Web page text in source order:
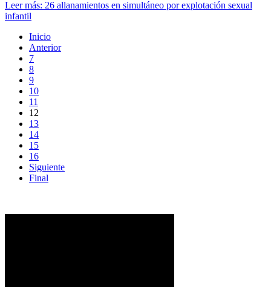
Leer más: 26 allanamientos en simultáneo por explotación sexual
infantil
Inicio
Anterior
7
8
9
10
11
12
13
14
15
16
Siguiente
Final